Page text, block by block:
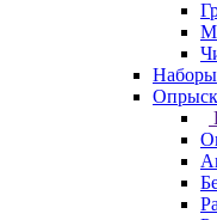
Наборы